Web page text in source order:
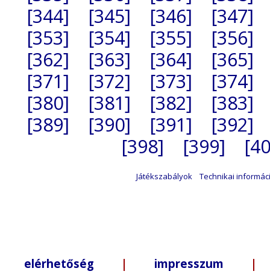
[344]
[345] [346]
[347]
[353]
[354] [355]
[356]
[362]
[363] [364]
[365]
[371]
[372] [373]
[374]
[380]
[381] [382]
[383]
[389]
[390] [391]
[392]
[398]
[399]
Játékszabályok Technikai
elérhetőség | impresszum |